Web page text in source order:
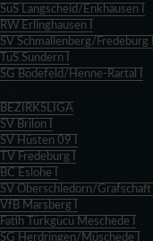
SuS Langscheid/Enkhausen I
RW Erlinghausen I
SV Schmallenberg/Fredeburg I
TuS Sundern I
SG Bödefeld/Henne-Rartal I
BEZIRKSLIGA
SV Brilon I
SV Hüsten 09 I
TV Fredeburg I
BC Eslohe I
SV Oberschledorn/Grafschaft I
VfB Marsberg I
Fatih Türkgücü Meschede I
SG Herdringen/Müschede I